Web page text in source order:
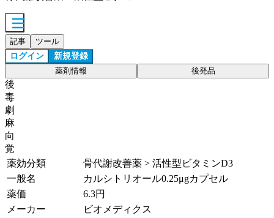
記事 ツール
ログイン 新規登録
薬剤情報 後発品
後
毒
劇
麻
向
覚
薬効分類
骨代謝改善薬 > 活性型ビタミンD3
一般名
カルシトリオール0.25μgカプセル
薬価
6.3円
メーカー
ビオメディクス